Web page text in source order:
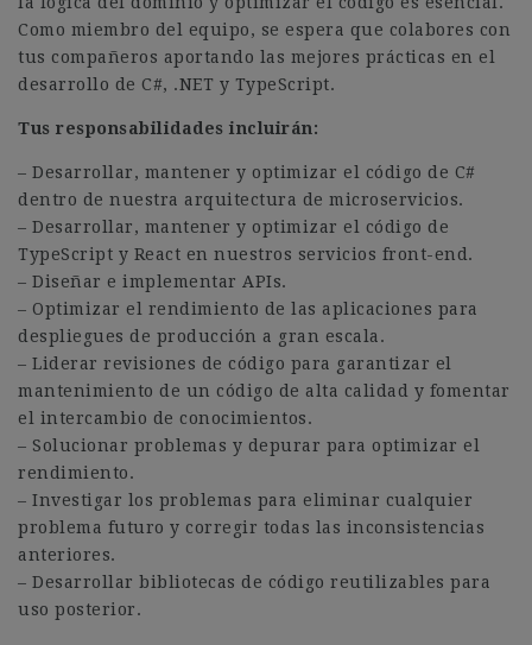
Como miembro del equipo, se espera que colabores con
tus compañeros aportando las mejores prácticas en el
desarrollo de C#, .NET y TypeScript.
Tus responsabilidades incluirán:
– Desarrollar, mantener y optimizar el código de C#
dentro de nuestra arquitectura de microservicios.
– Desarrollar, mantener y optimizar el código de
TypeScript y React en nuestros servicios front-end.
– Diseñar e implementar APIs.
– Optimizar el rendimiento de las aplicaciones para
despliegues de producción a gran escala.
– Liderar revisiones de código para garantizar el
mantenimiento de un código de alta calidad y fomentar
el intercambio de conocimientos.
– Solucionar problemas y depurar para optimizar el
rendimiento.
– Investigar los problemas para eliminar cualquier
problema futuro y corregir todas las inconsistencias
anteriores.
– Desarrollar bibliotecas de código reutilizables para
uso posterior.